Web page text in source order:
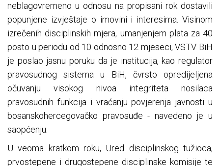
neblagovremeno u odnosu na propisani rok dostavili
popunjene izvještaje o imovini i interesima. Visinom
izrečenih disciplinskih mjera, umanjenjem plata za 40
posto u periodu od 10 odnosno 12 mjeseci, VSTV BiH
je poslao jasnu poruku da je institucija, kao regulator
pravosudnog sistema u BiH, čvrsto opredijeljena
očuvanju visokog nivoa integriteta nosilaca
pravosudnih funkcija i vraćanju povjerenja javnosti u
bosanskohercegovačko pravosuđe - navedeno je u
saopćenju.
U veoma kratkom roku, Ured disciplinskog tužioca,
prvostepene i drugostepene disciplinske komisije te